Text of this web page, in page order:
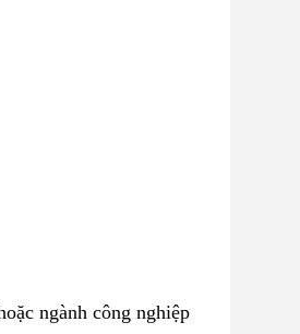
ngành công nghiệp